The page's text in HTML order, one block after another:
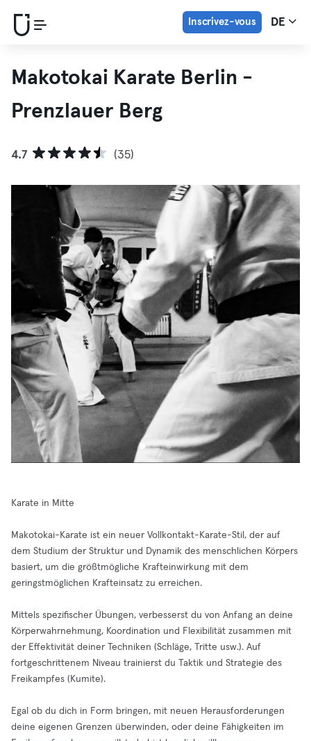
Inscrivez-vous DE
Makotokai Karate Berlin -
Prenzlauer Berg
4.7 (35)
Karate in Mitte
Makotokai-Karate ist ein neuer Vollkontakt-Karate-Stil, der auf
dem Studium der Struktur und Dynamik des menschlichen Körpers
basiert, um die größtmögliche Krafteinwirkung mit dem
geringstmöglichen Krafteinsatz zu erreichen.
Mittels spezifischer Übungen, verbesserst du von Anfang an deine
Körperwahrnehmung, Koordination und Flexibilität zusammen mit
der Effektivität deiner Techniken (Schläge, Tritte usw.). Auf
fortgeschrittenem Niveau trainierst du Taktik und Strategie des
Freikampfes (Kumite).
Egal ob du dich in Form bringen, mit neuen Herausforderungen
deine eigenen Grenzen überwinden, oder deine Fähigkeiten im